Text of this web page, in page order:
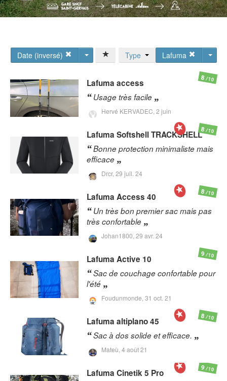
Date (inversé) Lafuma
Type
Lafuma access
Usage très facile
Hervé KERVADEC, 2 juin
8/10
Lafuma Softshell TRACKSHELL
Bonne protection minimaliste mais
efficace
Drcr, 29 juil. 24
8/10
Lafuma Access 40
Un très bon premier sac mais pas
très confortable
Johan1800, 29 avr. 24
8/10
Lafuma Active 10
Sac de couchage confortable pour
l'été
Foudunmonde, 31 oct. 21
9/10
Lafuma altiplano 45
Sac à dos solide et efficace.
Mateù, 4 août 21
8/10
Lafuma Cinetik 5 Pro 9/10